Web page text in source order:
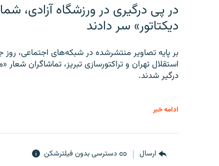
در پی درگیری در ورزشگاه آزادی،
دیکتاتور» سر دادند
بر پایه تصاویر منتشرشده در شبکه‌های اجتماعی،
استقلال تهران و تراکتورسازی تبریز، تماشاگران شعار
درگیر شدند.
ادامه خبر
ارسال دسترسی بدون فیلترشکن